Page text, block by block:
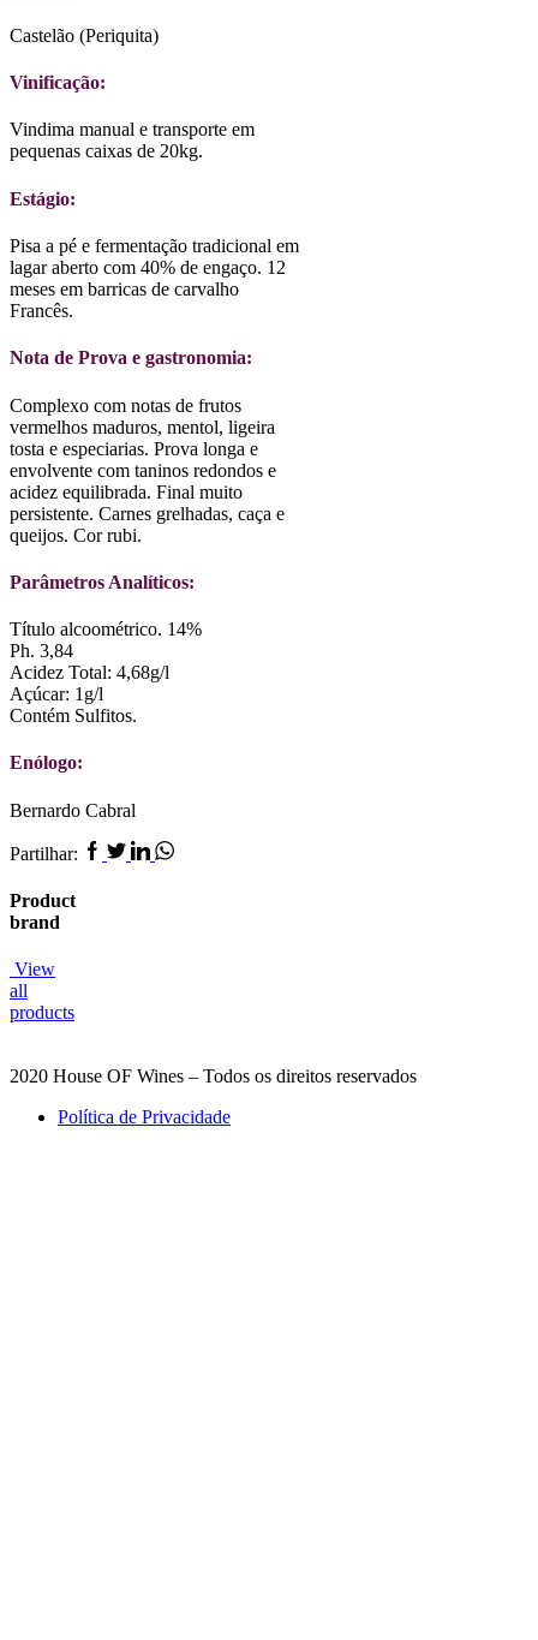
Castelão (Periquita)
Vinificação:
Vindima manual e transporte em
pequenas caixas de 20kg.
Estágio:
Pisa a pé e fermentação tradicional em
lagar aberto com 40% de engaço. 12
meses em barricas de carvalho
Francês.
Nota de Prova e gastronomia:
Complexo com notas de frutos
vermelhos maduros, mentol, ligeira
tosta e especiarias. Prova longa e
envolvente com taninos redondos e
acidez equilibrada. Final muito
persistente. Carnes grelhadas, caça e
queijos. Cor rubi.
Parâmetros Analíticos:
Título alcoométrico. 14%
Ph. 3,84
Acidez Total: 4,68g/l
Açúcar: 1g/l
Contém Sulfitos.
Enólogo:
Bernardo Cabral
Partilhar: Facebook
TwitterLinkedin
Whatsapp
Product
brand
View
all
products
2020 House OF Wines – Todos os direitos reservados
Política de Privacidade